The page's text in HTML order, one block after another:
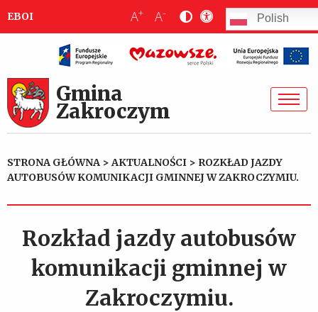
EBOI A+ A- Polish
Gmina
Zakroczym
STRONA GŁÓWNA >AKTUALNOŚCI > ROZKŁAD JAZDY
AUTOBUSÓW KOMUNIKACJI GMINNEJ W ZAKROCZYMIU.
Rozkład jazdy autobusów
komunikacji gminnej w
Zakroczymiu.